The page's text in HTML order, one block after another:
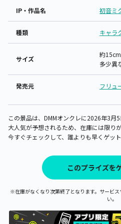
IP・作品名 初音ミ
種類 キャラ
サイズ
約
多少異
発売元 フリュ
この景品は、DMMオンクレに2026年3月
大人気が予想されるため、在庫には限り
今すぐチェックして、誰よりも早くゲッ
このプライズを
※在庫がなくなり次第終了となります。サービ
い。